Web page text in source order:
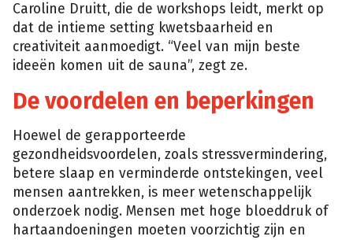
Caroline Druitt, die de workshops leidt, merkt op
dat de intieme setting kwetsbaarheid en
creativiteit aanmoedigt. “Veel van mijn beste
ideeën komen uit de sauna”, zegt ze.
De voordelen en beperkingen
Hoewel de gerapporteerde
gezondheidsvoordelen, zoals stressvermindering,
betere slaap en verminderde ontstekingen, veel
mensen aantrekken, is meer wetenschappelijk
onderzoek nodig. Mensen met hoge bloeddruk of
hartaandoeningen moeten voorzichtig zijn en